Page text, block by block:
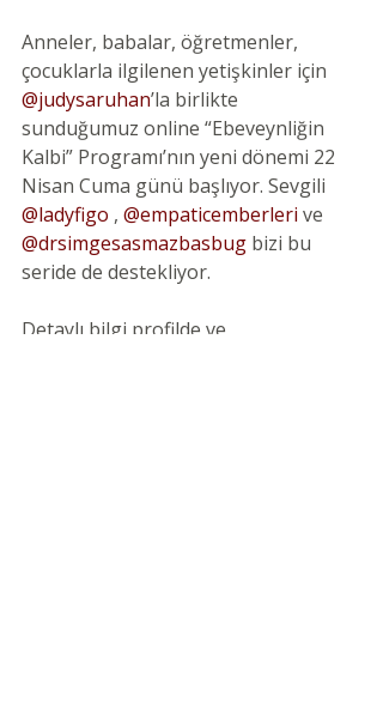
Anneler, babalar, öğretmenler,
çocuklarla ilgilenen yetişkinler için
@judysaruhan’la birlikte
sunduğumuz online “Ebeveynliğin
Kalbi” Programı’nın yeni dönemi 22
Nisan Cuma günü başlıyor. Sevgili
@ladyfigo , @empaticemberleri ve
@drsimgesasmazbasbug bizi bu
seride de destekliyor.
Detaylı bilgi profilde ve